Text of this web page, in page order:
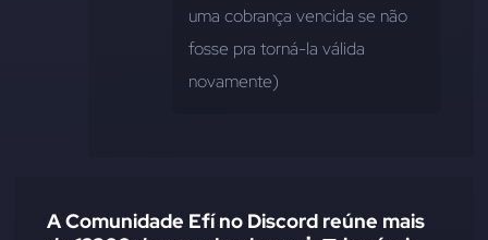
uma cobrança vencida se não
fosse pra torná-la válida
novamente)
A Comunidade Efí no Discord reúne mais